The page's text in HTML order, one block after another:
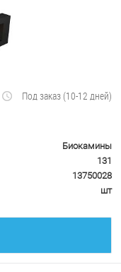
Под заказ (10-12 дней)
Биокамины
131
13750028
шт